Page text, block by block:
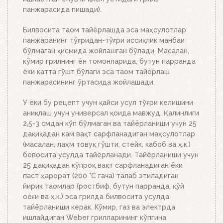
Бошқа ҳеч нима қилишнинг ҳожати йўқ. Ёқилғи,
дақиқада тўлиқ ёниб тугайди. Устки кўмир қизил
тусга кириб, брикетлар эса кул билан
қопланганда, кўмирни панжара устига тўкинг.
Аъло даражада иссиқлик беради!
панжарасида пишади).
Билвосита таом тайёрлашда эса маҳсулотлар
панжаранинг тўғридан-тўғри иссиқлик манбаи
бўлмаган қисмида жойлашган бўлади. Масалан,
кўмир грилнинг ён томонларида, бутун парранда
ёки катта гўшт бўлаги эса таом тайёрлаш
панжарасининг ўртасида жойлашади.
У ёки бу рецепт учун қайси усул тўғри келишини
аниқлаш учун универсал қоида мавжуд. Қалинлиги
2,5-3 смдан кўп бўлмаган ва тайёрланиши учун 25
дақиқадан кам вақт сарфланадиган маҳсулотлар
(масалан, лаҳм товуқ гўшти, стейк, кабоб ва ҳ.к.)
бевосита усулда тайёрланади. Тайёрланиши учун
25 дақиқадан кўпроқ вақт сарфланадиган ёки
паст ҳарорат (200 °C гача) талаб этиладиган
йирик таомлар (ростбиф, бутун парранда, қўй
оёғи ва ҳ.к.) эса грилда билвосита усулда
тайёрланиши керак. Кўмир, газ ва электрда
ишлайдиган Weber грилларининг кўпгина